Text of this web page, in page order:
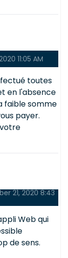
11:05 AM
toutes
en l'absence
faible somme
payer.
21, 2020 8:43
Web qui
de sens.